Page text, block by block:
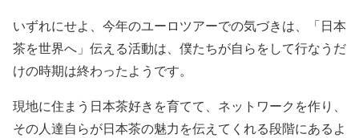
いずれにせよ、今年のユーロツアーでの気づきは、「日本
茶を世界へ」伝える活動は、僕たちが自らをして行なうだ
けの時期は終わったようです。
現地に住まう日本茶好きを育てて、ネットワークを作り、
その人達自らが日本茶の魅力を伝えてくれる段階にあるよ